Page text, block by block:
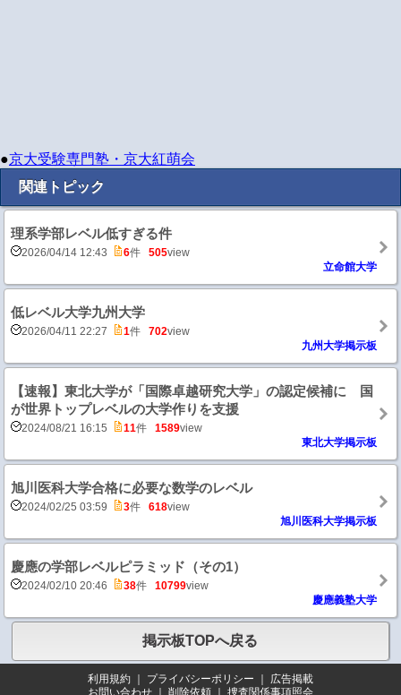
●京大受験専門塾・京大紅萌会
関連トピック
理系学部レベル低すぎる件
2026/04/14 12:43 6件 505view
立命館大学
低レベル大学九州大学
2026/04/11 22:27 1件 702view
九州大学掲示板
【速報】東北大学が「国際卓越研究大学」の認定候補に 国
が世界トップレベルの大学作りを支援
2024/08/21 16:15 11件 1589view
東北大学掲示板
旭川医科大学合格に必要な数学のレベル
2024/02/25 03:59 3件 618view
旭川医科大学掲示板
慶應の学部レベルピラミッド（その1）
2024/02/10 20:46 38件 10799view
慶應義塾大学
掲示板TOPへ戻る
利用規約 ｜ プライバシーポリシー ｜ 広告掲載
お問い合わせ ｜ 削除依頼 ｜ 捜査関係事項照会